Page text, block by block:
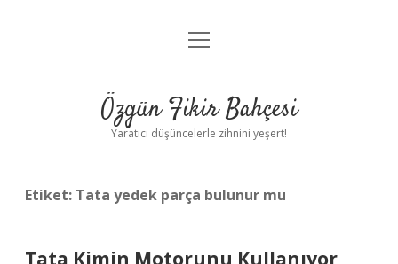
Anasayfa
Yasal Uyarı
menüyü
Özgün Fikir Bahçesi
Yaratıcı düşüncelerle zihnini yeşert!
Etiket: Tata yedek parça bulunur mu
Tata Kimin Motorunu Kullanıyor